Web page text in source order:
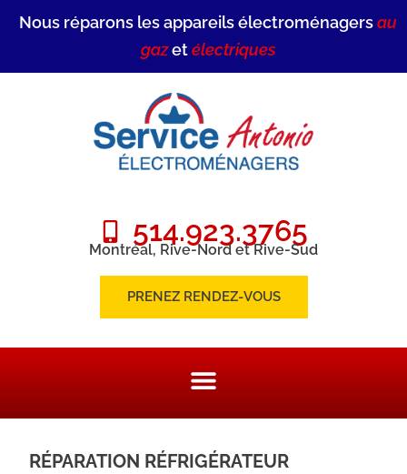
Nous réparons les appareils électroménagersau
gazetélectriques
514.923.3765
Montréal, Rive-Nord et Rive-Sud
PRENEZ RENDEZ-VOUS
RÉPARATION RÉFRIGÉRATEUR